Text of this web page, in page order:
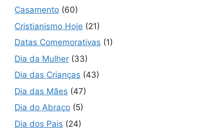
Casamento (60)
Cristianismo Hoje (21)
Datas Comemorativas (1)
Dia da Mulher (33)
Dia das Crianças (43)
Dia das Mães (47)
Dia do Abraço (5)
Dia dos Pais (24)